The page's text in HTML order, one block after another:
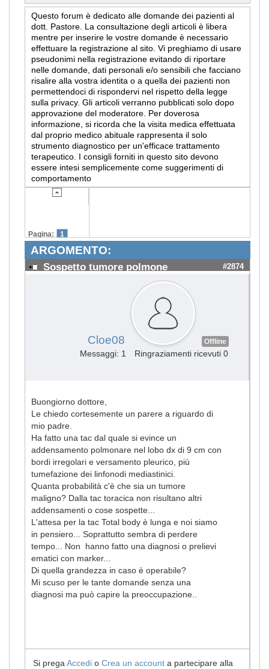
Questo forum è dedicato alle domande dei pazienti al
dott. Pastore. La consultazione degli articoli è libera
mentre per inserire le vostre domande è necessario
effettuare la registrazione al sito. Vi preghiamo di usare
pseudonimi nella registrazione evitando di riportare
nelle domande, dati personali e/o sensibili che facciano
risalire alla vostra identita o a quella dei pazienti non
permettendoci di rispondervi nel rispetto della legge
sulla privacy. Gli articoli verranno pubblicati solo dopo
approvazione del moderatore. Per doverosa
informazione, si ricorda che la visita medica effettuata
dal proprio medico abituale rappresenta il solo
strumento diagnostico per un'efficace trattamento
terapeutico. I consigli forniti in questo sito devono
essere intesi semplicemente come suggerimenti di
comportamento
Pagina: 1
ARGOMENTO:
Sospetto tumore polmone #2874
Cloe08 Offline
Messaggi: 1 Ringraziamenti ricevuti 0
Buongiorno dottore,
Le chiedo cortesemente un parere a riguardo di
mio padre.
Ha fatto una tac dal quale si evince un
addensamento polmonare nel lobo dx di 9 cm con
bordi irregolari e versamento pleurico, più
tumefazione dei linfonodi mediastinici.
Quanta probabilità c'è che sia un tumore
maligno? Dalla tac toracica non risultano altri
addensamenti o cose sospette...
L'attesa per la tac Total body è lunga e noi siamo
in pensiero... Soprattutto sembra di perdere
tempo... Non hanno fatto una diagnosi o prelievi
ematici con marker...
Di quella grandezza in caso è operabile?
Mi scuso per le tante domande senza una
diagnosi ma può capire la preoccupazione..
Si prega Accedi o Crea un account a partecipare alla